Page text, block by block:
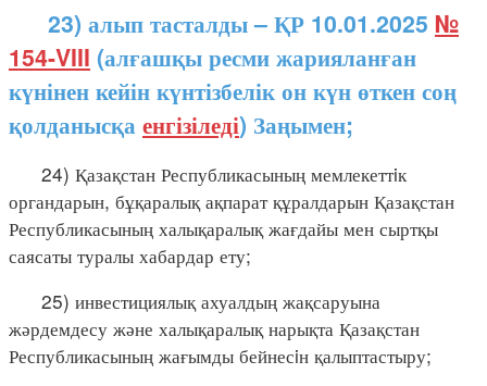
23) алып тасталды – ҚР 10.01.2025 №
154-VIII (алғашқы ресми жарияланған
күнінен кейін күнтізбелік он күн өткен соң
қолданысқа енгізіледі) Заңымен;
24) Қазақстан Республикасының мемлекеттiк
органдарын, бұқаралық ақпарат құралдарын Қазақстан
Республикасының халықаралық жағдайы мен сыртқы
саясаты туралы хабардар ету;
25) инвестициялық ахуалдың жақсаруына
жәрдемдесу және халықаралық нарықта Қазақстан
Республикасының жағымды бейнесiн қалыптастыру;